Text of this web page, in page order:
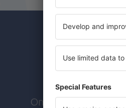
Ontvang exclusieve